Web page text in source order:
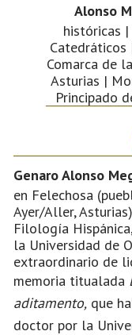
Alonso
históricas
Comarca de
Asturias |
Principado
Genaro Alonso
en Felechosa
Ayer/Aller,
Filología
la Universidad de
extraordinario de
memoria titualada
aditamento, que
doctor por la